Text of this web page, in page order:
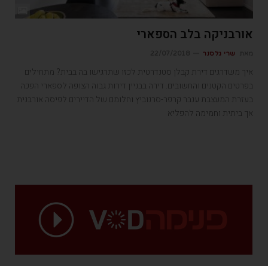
אורבניקה בלב הספארי
שרי גלסנר
איך משדרגים דירת קבלן סטנדרטית לכזו שתרגישו בה בבית? מתחילים
בפרטים הקטנים והחשובים. דירה בבניין דירות גבוה הצופה לספארי הפכה
בעזרת המעצבת ענבר קרפר-סרנוביץ וחלומם של הדיירים לפיסה אורבנית
אך ביתית וחמימה להפליא